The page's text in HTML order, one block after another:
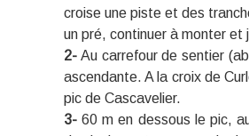
croise une piste et des
un pré, continuer à monter et
2- Au carrefour de sentier
ascendante. A la croix de
pic de Cascavelier.
3- 60 m en dessous le pic,